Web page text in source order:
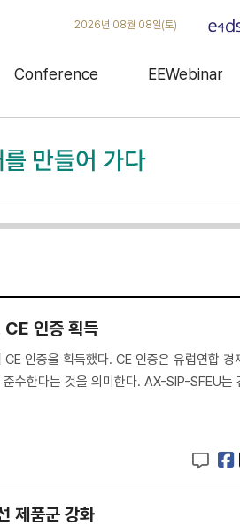
2026년 08월 08일(토)
Conference EEWebinar
CE 인증 획득
인증을 획득했다. CE 인증은 유럽연합 경
수한다는 것을 의미한다. AX-SIP-SFEU는
제품군 강화